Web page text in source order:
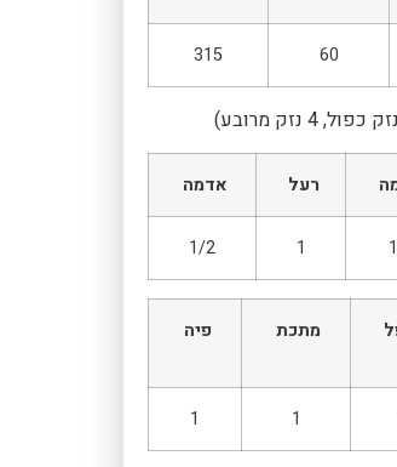
60
315
רעל אדמה
1
1/2
מתכת פיה
1
1